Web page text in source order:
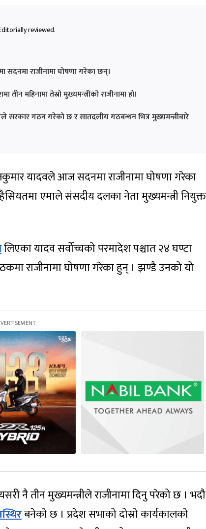
reviewed.
सदनमा राजीनामा घोषणा गरेका छन्।
महिनामा तेस्रो मुख्यमन्त्रीको राजीनामा हो।
सरकार गठन गरेको छ र सातदलीय गठबन्धन भित्र मुख्यमन्त्रीबारे
यादवले आज सदनमा राजीनामा घोषणा गरेका
एमाले संसदीय दलका नेता मुख्यमन्त्री नियुक्त
लिएका यादव सर्वोच्चको परमादेश पश्चात २४ घण्टा
राजीनामा घोषणा गरेका हुन् । झण्डै उनको यो
नै तीन मुख्यमन्त्रीले राजीनामा दिनु परेको छ । भदौ
बनेको छ । प्रदेश सभाको दोस्रो कार्यकालको